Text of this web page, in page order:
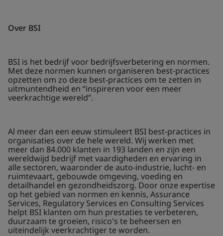
Over BSI
BSI is het bedrijf voor bedrijfsverbetering en normen.
Met deze normen kunnen organiseren best-practices
opzetten om zo deze best-practices om te zetten in
uitmuntendheid en “inspireren voor een meer
veerkrachtige wereld”.
Al meer dan een eeuw stimuleert BSI best-practices in
organisaties over de hele wereld. Wij werken met
meer dan 84.000 klanten in 193 landen en zijn een
wereldwijd bedrijf met vaardigheden en ervaring in
alle sectoren, waaronder de auto-industrie, lucht- en
ruimtevaart, gebouwde omgeving, voeding en
detailhandel en gezondheidszorg. Door onze expertise
op het gebied van normen en kennis, Assurance
Services, Regulatory Services en Consulting Services
helpt BSI klanten om hun prestaties te verbeteren,
duurzaam te groeien, risico's te beheersen en
uiteindelijk veerkrachtiger te worden.